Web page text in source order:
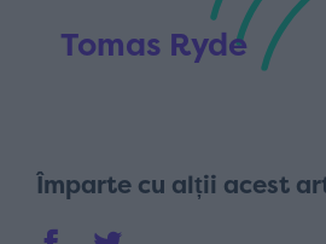
Tomas Ryde
Împarte cu alții acest